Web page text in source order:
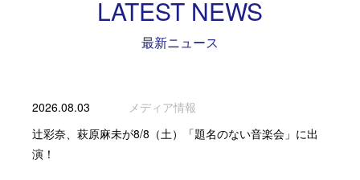
LATEST NEWS
最新ニュース
2026.08.03
メディア情報
辻彩奈、萩原麻未が8/8（土）「題名のない音楽会」に出
演！